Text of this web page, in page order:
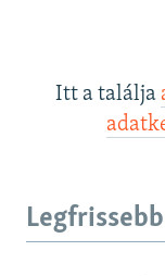
Itt a találja